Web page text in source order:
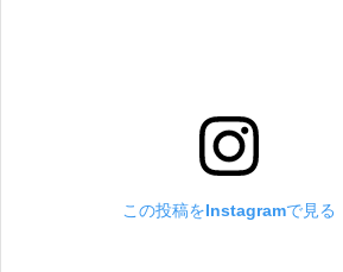
この投稿をInstagramで見る